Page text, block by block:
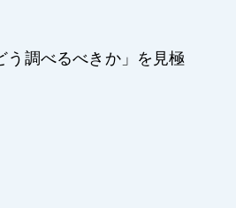
う調べるべきか」を見極